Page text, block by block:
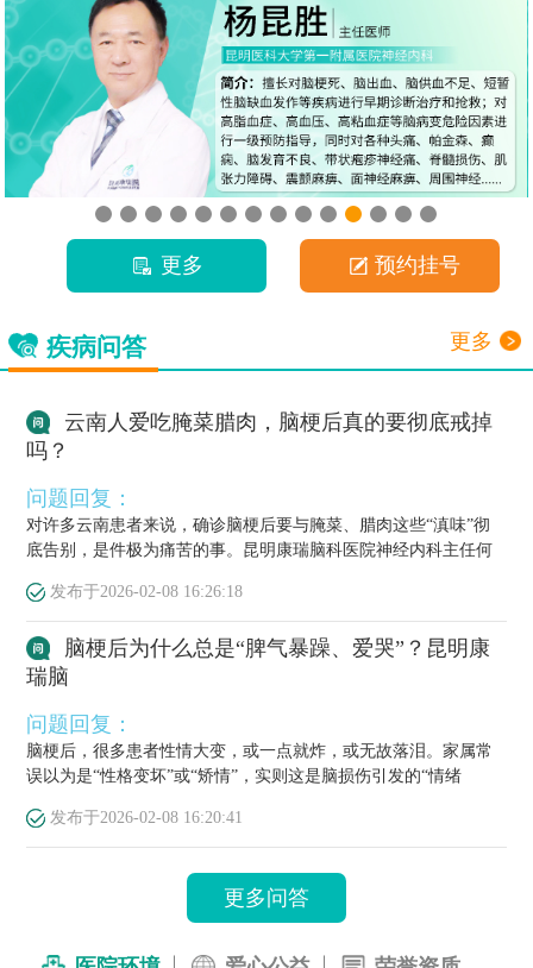
更多 预约挂号
疾病问答 更多
云南人爱吃腌菜腊肉，脑梗后真的要彻底戒掉
吗？
问题回复：
对许多云南患者来说，确诊脑梗后要与腌菜、腊肉这些“滇味”彻
底告别，是件极为痛苦的事。昆明康瑞脑科医院神经内科主任何
发布于2026-02-08 16:26:18
脑梗后为什么总是“脾气暴躁、爱哭”？昆明康
瑞脑
问题回复：
脑梗后，很多患者性情大变，或一点就炸，或无故落泪。家属常
误以为是“性格变坏”或“矫情”，实则这是脑损伤引发的“情绪
发布于2026-02-08 16:20:41
更多问答